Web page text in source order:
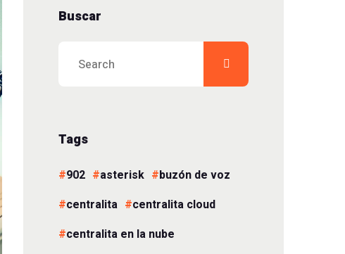
Buscar
Tags
902 asterisk
buzón de voz
centralita
centralita cloud
centralita en la nube